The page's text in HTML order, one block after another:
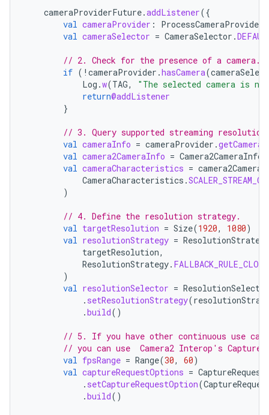
cameraProviderFuture.addListener({
val cameraProvider : ProcessCameraProvider
val cameraSelector = CameraSelector .
// 2. Check for the presence of a camera.
if ( ! cameraProvider .hasCamera(
Log .w(TAG,
"The selected camera is
return@addListener
}
// 3. Query supported streaming
val cameraInfo = cameraProvider .
val camera2CameraInfo = Camera2CameraInfo
val cameraCharacteristics =
CameraCharacteristics .
)
// 4. Define the resolution strategy.
val targetResolution = Size(1920, 1080)
val resolutionStrategy = ResolutionStrategy
targetResolution,
ResolutionStrategy.
)
val resolutionSelector = ResolutionSelector
. setResolutionStrategy(
.build()
// 5. If you have other continuous use
// you can use  Camera2 Interop's
val fpsRange = Range(30, 60)
val captureRequestOptions =
. setCaptureRequestOption(
.build()